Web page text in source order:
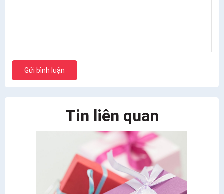
Gửi bình luận
Tin liên quan